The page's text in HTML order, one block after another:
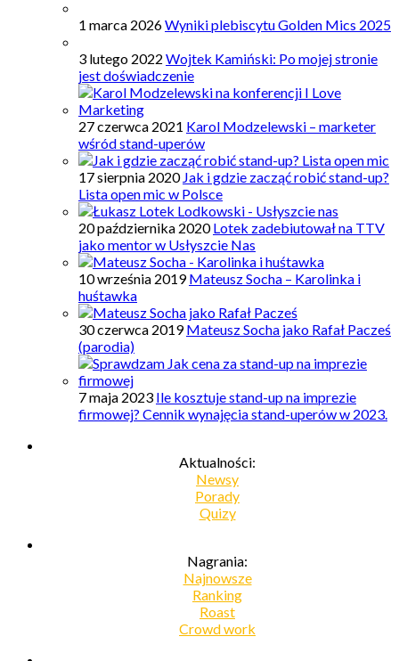
1 marca 2026Wyniki plebiscytu Golden Mics 2025
3 lutego 2022 Wojtek Kamiński: Po mojej stronie
jest doświadczenie
27 czerwca 2021 Karol Modzelewski – marketer
wśród stand-uperów
17 sierpnia 2020 Jak i gdzie zacząć robić stand-up?
Lista open mic w Polsce
20 października 2020 Lotek zadebiutował na TTV
jako mentor w Usłyszcie Nas
10 września 2019 Mateusz Socha – Karolinka i
huśtawka
30 czerwca 2019 Mateusz Socha jako Rafał Pacześ
(parodia)
7 maja 2023 Ile kosztuje stand-up na imprezie
firmowej? Cennik wynajęcia stand-uperów w 2023.
Aktualności:
Newsy
Porady
Quizy
Nagrania:
Najnowsze
Ranking
Roast
Crowd work